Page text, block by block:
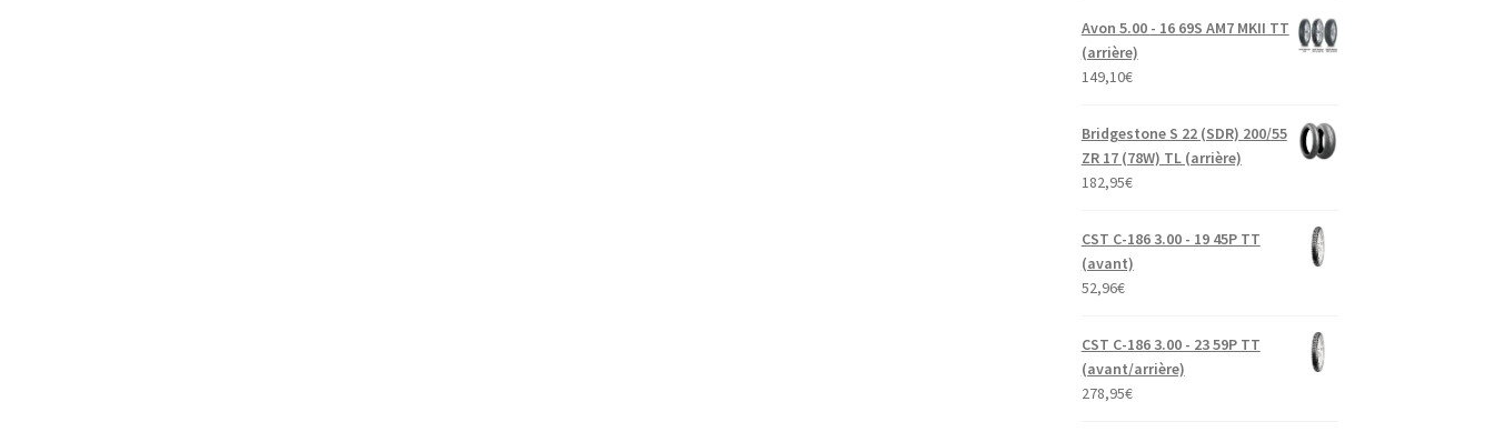
Avon 5.00 - 16 69S AM7 MKII TT
(arrière)
149,10€
Bridgestone S 22 (SDR) 200/55
ZR 17 (78W) TL (arrière)
182,95€
CST C-186 3.00 - 19 45P TT
(avant)
52,96€
CST C-186 3.00 - 23 59P TT
(avant/arrière)
278,95€